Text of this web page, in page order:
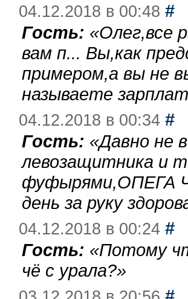
04.12.2018 в 00:48 #
Гость: «Олег,все
вам п... Вы,как
примером,а вы не
называете
04.12.2018 в 00:34 #
Гость: «Давно не
левозащитника и
фуфырями,ОПЕГА
день за руку
04.12.2018 в 00:24 #
Гость: «Потому
чё с урала?»